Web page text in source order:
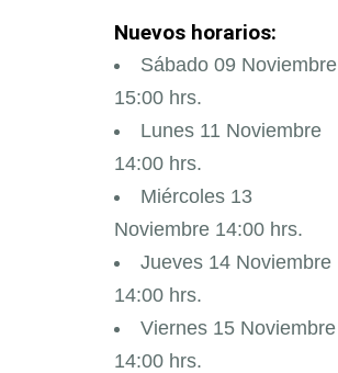
Nuevos horarios:
Sábado 09 Noviembre
15:00 hrs.
Lunes 11 Noviembre
14:00 hrs.
Miércoles 13
Noviembre 14:00 hrs.
Jueves 14 Noviembre
14:00 hrs.
Viernes 15 Noviembre
14:00 hrs.